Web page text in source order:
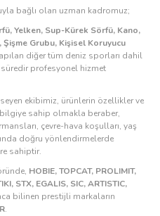
bağlı olan uzman kadromuz;
Yelken, Sup-Kürek Sörfü, Kano,
Grubu, Kişisel Koruyucu
diğer tüm deniz sporları dahil
süredir profesyonel hizmet
ekibimiz, ürünlerin özellikler ve
sahip olmakla beraber,
çevre-hava koşulları, yaş
doğru yönlendirmelerde
sahiptir.
HOBIE, TOPCAT, PROLIMIT,
STX, EGALIS, SIC, ARTISTIC,
bilinen prestijli markaların
.